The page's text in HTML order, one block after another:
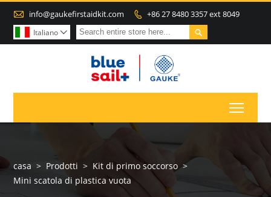
 info@gaukefirstaidkit.com  +86 27 8480 3357 ext 8049

Italiano 
casa > Prodotti > Kit di primo soccorso >
Mini scatola di plastica vuota